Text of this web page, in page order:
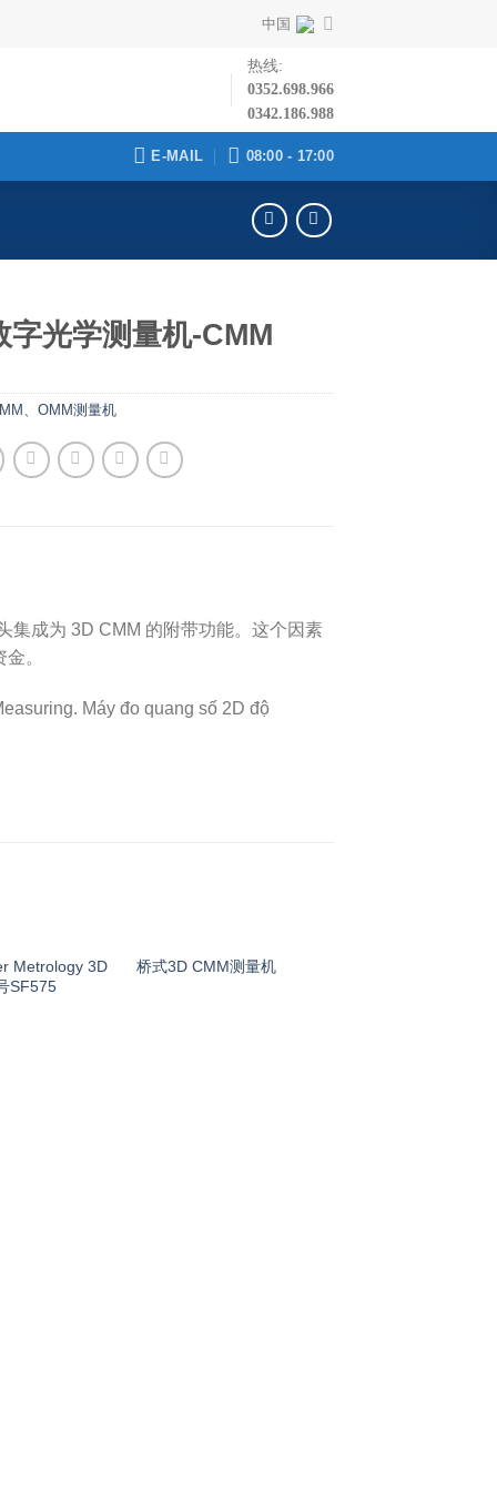
中国
热线:
0352.698.966
0342.186.988
E-MAIL 08:00 - 17:00
字光学测量机-CMM
、OMM测量机
集成为 3D CMM 的附带功能。这个因素
。
Metrology 3D
SF575
桥式3D CMM测量机